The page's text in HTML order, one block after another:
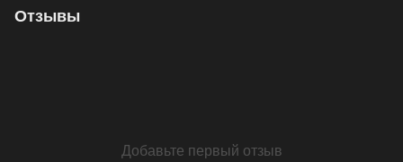
Отзывы
Добавьте первый отзыв